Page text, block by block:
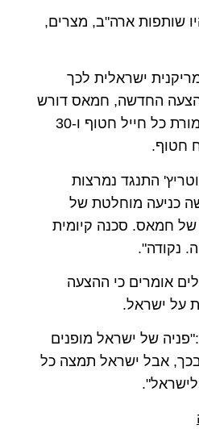
שותפות ארה"ב, מצרים,
ישראלית לכך
החדשה, חמאס דורש
שחרור 50 מחבלים תמורת כל חייל חטוף ו-30
חטוף.
התנגד נמרצות
כניעה מוחלטת של
של חמאס. סכנה קיומית
נקודה".
אומרים כי ההצעה
על ישראל.
של ישראל מופנים
אבל ישראל תמצה כל
לישראל".